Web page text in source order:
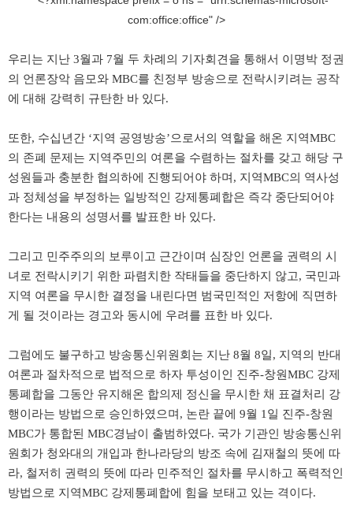
com:office:office" />
우리는 지난 3월과 7월 두 차례의 기자회견을 통해서 이명박 정권
의 언론장악 음모와 MBC를 친정부 방송으로 전락시키려는 공작
에 대해 강력히 규탄한 바 있다.
또한, 수십년간 ‘지역 공영방송’으로서의 역할을 해온 지역MBC
의 존폐 문제는 지역주민의 여론을 수렴하는 절차를 갖고 해당 구
성원들과 충분한 협의하에 진행되어야 하며 , 지역MBC의 역사성
과 정체성을 부정하는 일방적인 강제통폐합은 즉각 중단되어야
한다는 내용의 성명서를 발표한 바 있다.
그리고 민주주의의 보루이고 근간이며 심장인 언론을 권력의 시
녀로 전락시키기 위한 파렴치한 작태들을 중단하지 않고, 국민과
지역 여론을 무시한 결정을 내린다면 범국민적인 저항에 직면하
게 될 것이라는 경고와 동시에 우려를 표한 바 있다.
그럼에도 불구하고 방송통신위원회는 지난 8월 8일, 지역의 반대
여론과 절차적으로 법적으로 하자 투성이인 진주-창원MBC 강제
통폐합을 그동안 유지해온 합의제 정신을 무시한 채 표결처리 강
행이라는 방법으로 승인하였으며 , 논란 끝에 9월 1 일 진주-창원
MBC가 통합된 MBC경남이 출범하였다. 국가 기관인 방송통신위
원회가 청와대의 개입과 한나라당의 방조 속에 김재철의 뜻에 따
라, 철저히 권력의 뜻에 따라 민주적인 절차를 무시하고 폭력적인
방법으로 지역MBC 강제통폐합에 힘을 보태고 있는 격이다.